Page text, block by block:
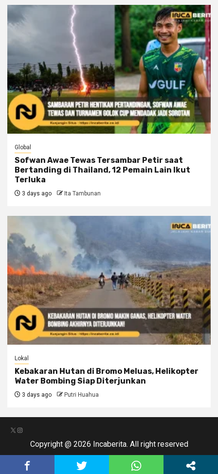
Global
Sofwan Awae Tewas Tersambar Petir saat
Bertanding di Thailand, 12 Pemain Lain Ikut
Terluka
3 days ago Ita Tambunan
Lokal
Kebakaran Hutan di Bromo Meluas, Helikopter
Water Bombing Siap Diterjunkan
3 days ago Putri Huahua
X Instagram
Copyright @ 2026 Incaberita. All right reserved